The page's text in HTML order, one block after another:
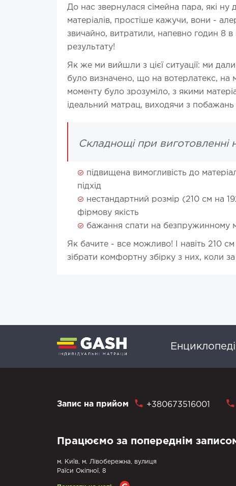
До нас звернулася сімейна пара, які ну
матеріалів, простіше кажучи, вони -
звичайно, витратили, напевно годин 8
результату!
Як же ми вийшли з цієї ситуації: ми
було визначено, що на вотерлатекс, на
моменту було зрозуміло, з якими
ідеальний матрац, виходячи з
Складнощі при виготовленні
підвищена вимогливість до
підхід
нестандартний розмір (210 см на
фірмову якість
бажання спати на безпружинному
Як бачите - все можливо! І навіть 210 см
зібрати комфортну збірку з них, коли
Запис на прийом +380673516001
Працюємо за попереднім
м. Київ, м. Лівобережна, вулиця
Раїси Окіпної, 8